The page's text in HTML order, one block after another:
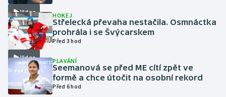
Lyže a snowboard
Moderní pětiboj
Motorsport
Olympijské hry
Video
Video
HOKEJ
Střelecká převaha nestačila. Osmnáctka
prohrála i se Švýcarskem
Před 3 hod
PLAVÁNÍ
Seemanová se před ME cítí zpět ve
formě a chce útočit na osobní rekord
Před 6 hod